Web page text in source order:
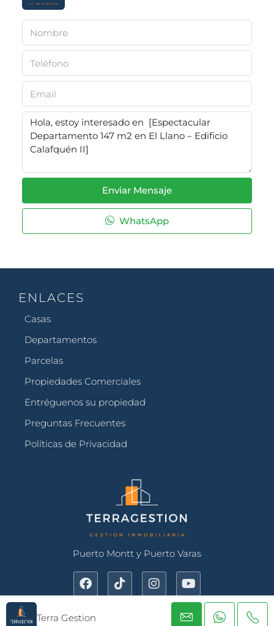
Enviar Mensaje
WhatsApp
Terra Gestion
ENLACES
Casas
Departamentos
Parcelas
Propiedades Comerciales
Entréguenos su propiedad
Preguntas Frecuentes
Políticas de Privacidad
Puerto Montt y Puerto Varas